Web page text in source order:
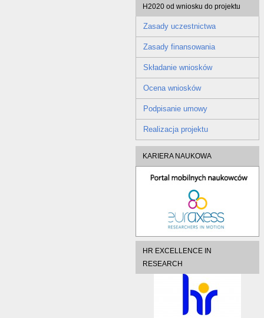
H2020 od wniosku do projektu
Zasady uczestnictwa
Zasady finansowania
Składanie wniosków
Ocena wniosków
Podpisanie umowy
Realizacja projektu
KARIERA NAUKOWA
HR EXCELLENCE IN
RESEARCH